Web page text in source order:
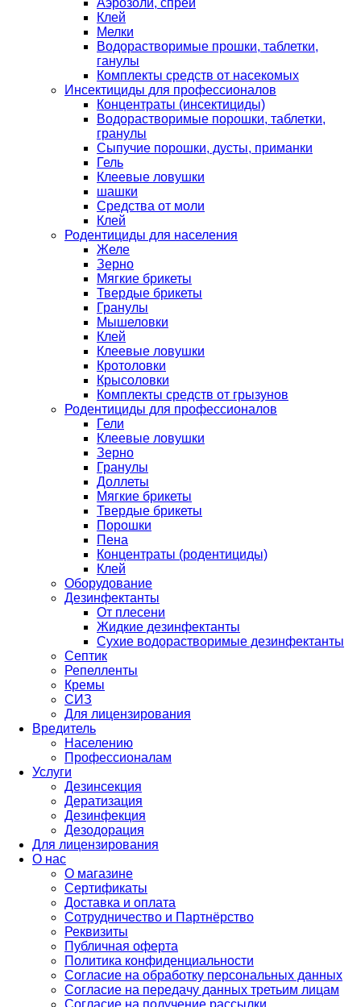
Аэрозоли, спреи
Клей
Мелки
Водорастворимые прошки, таблетки,
ганулы
Комплекты средств от насекомых
Инсектициды для профессионалов
Концентраты (инсектициды)
Водорастворимые порошки, таблетки,
гранулы
Сыпучие порошки, дусты, приманки
Гель
Клеевые ловушки
шашки
Средства от моли
Клей
Родентициды для населения
Желе
Зерно
Мягкие брикеты
Твердые брикеты
Гранулы
Мышеловки
Клей
Клеевые ловушки
Кротоловки
Крысоловки
Комплекты средств от грызунов
Родентициды для профессионалов
Гели
Клеевые ловушки
Зерно
Гранулы
Доллеты
Мягкие брикеты
Твердые брикеты
Порошки
Пена
Концентраты (родентициды)
Клей
Оборудование
Дезинфектанты
От плесени
Жидкие дезинфектанты
Сухие водорастворимые дезинфектанты
Септик
Репелленты
Кремы
СИЗ
Для лицензирования
Вредитель
Населению
Профессионалам
Услуги
Дезинсекция
Дератизация
Дезинфекция
Дезодорация
Для лицензирования
О нас
О магазине
Сертификаты
Доставка и оплата
Сотрудничество и Партнёрство
Реквизиты
Публичная оферта
Политика конфиденциальности
Согласие на обработку персональных данных
Согласие на передачу данных третьим лицам
Согласие на получение рассылки